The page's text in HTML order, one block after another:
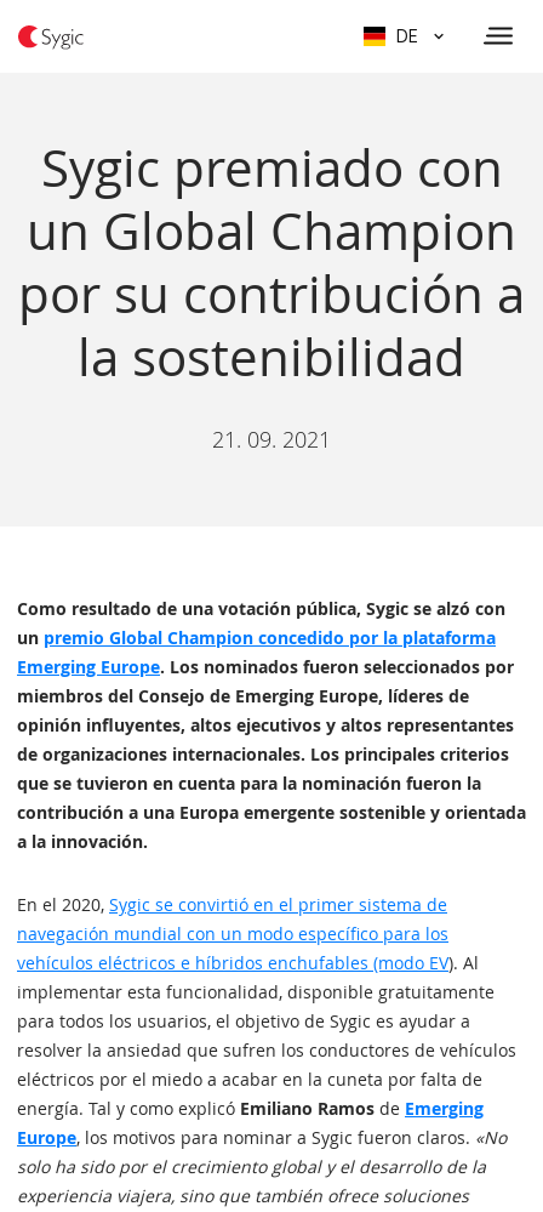
DE
Sygic premiado con
un Global Champion
por su contribución a
la sostenibilidad
21. 09. 2021
Como resultado de una votación pública, Sygic se alzó con
un premio Global Champion concedido por la plataforma
Emerging Europe. Los nominados fueron seleccionados por
miembros del Consejo de Emerging Europe, líderes de
opinión influyentes, altos ejecutivos y altos representantes
de organizaciones internacionales. Los principales criterios
que se tuvieron en cuenta para la nominación fueron la
contribución a una Europa emergente sostenible y orientada
a la innovación.
En el 2020, Sygic se convirtió en el primer sistema de
navegación mundial con un modo específico para los
vehículos eléctricos e híbridos enchufables (modo EV). Al
implementar esta funcionalidad, disponible gratuitamente
para todos los usuarios, el objetivo de Sygic es ayudar a
resolver la ansiedad que sufren los conductores de vehículos
eléctricos por el miedo a acabar en la cuneta por falta de
energía. Tal y como explicó Emiliano Ramos de Emerging
Europe, los motivos para nominar a Sygic fueron claros. «No
solo ha sido por el crecimiento global y el desarrollo de la
experiencia viajera, sino que también ofrece soluciones